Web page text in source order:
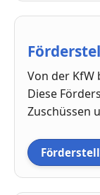
Von der KfW
Diese
Zuschüssen